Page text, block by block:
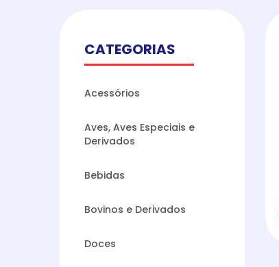
CATEGORIAS
Acessórios
Aves, Aves Especiais e
Derivados
Bebidas
Bovinos e Derivados
Doces